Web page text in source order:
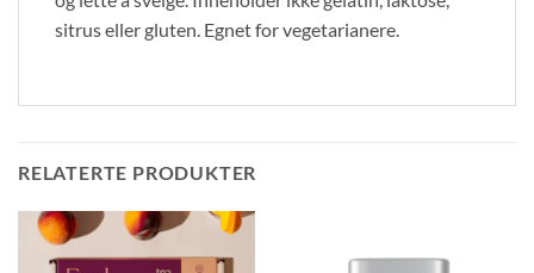
sitrus eller gluten. Egnet for vegetarianere.
RELATERTE PRODUKTER